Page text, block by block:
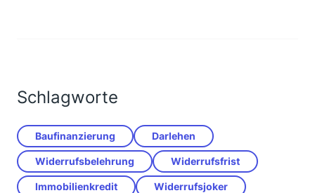
Schlagworte
Baufinanzierung Darlehen
Widerrufsbelehrung Widerrufsfrist
Immobilienkredit Widerrufsjoker